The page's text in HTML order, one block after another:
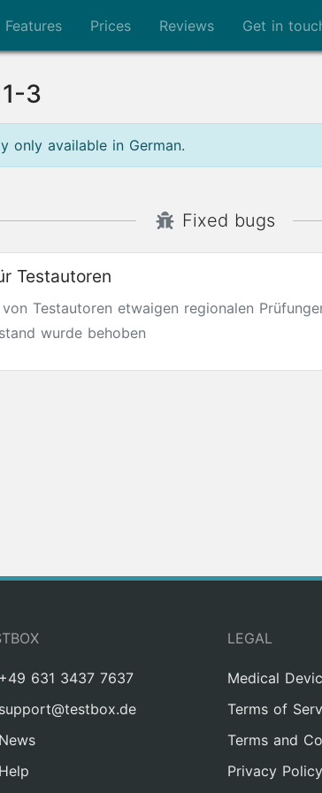
Features Prices Reviews Get in
3
only available in German.
Fixed bugs
Testautoren
Testautoren etwaigen regionalen
wurde behoben
+49 631 3437 7637
support@testbox.de
News
Help
LEGAL
Medical
Terms of
Terms and
Privacy Policy